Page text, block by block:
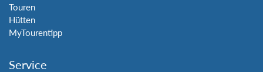
Touren
Hütten
MyTourentipp
Service